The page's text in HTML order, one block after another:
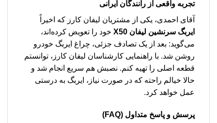
تجربه واقعی از رانندگان ایرانی
آقای احمدی، یکی از مشتریان لیفان کارز که اخیراً
ایربگ سرنشین لیفان X50
خود را تعویض کرده‌اند،
می‌گوید: بعد از یک تصادف جزئی، چراغ ایربگ خودرو
روشن شد. با راهنمایی کارشناسان لیفان کارز، توانستم
قطعه اصلی را تهیه کنم. نصبش هم سریع انجام شد و
حالا خیالم راحته که در صورت نیاز، ایربگ به درستی
عمل خواهد کرد.
پرسش و پاسخ متداول (FAQ)